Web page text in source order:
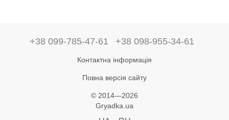
+38 099-785-47-61 +38 098-955-34-61
Контактна інформація
Повна версія сайту
© 2014—2026
Gryadka.ua